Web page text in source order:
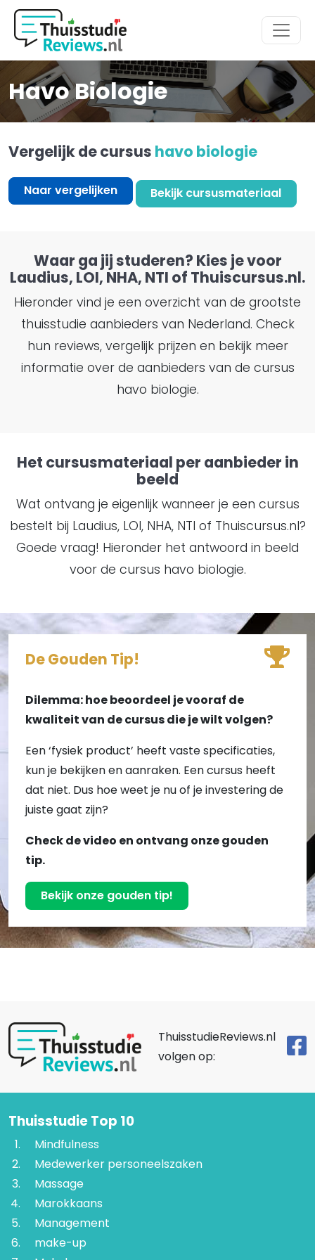
Hoofdmenu
Havo Biologie
Vergelijk de cursus havo biologie
Naar vergelijken Bekijk cursusmateriaal
Waar ga jij studeren? Kies je voor
Laudius, LOI, NHA, NTI of Thuiscursus.nl.
Hieronder vind je een overzicht van de grootste
thuisstudie aanbieders van Nederland. Check
hun reviews, vergelijk prijzen en bekijk meer
informatie over de aanbieders van de cursus
havo biologie.
Het cursusmateriaal per aanbieder in
beeld
Wat ontvang je eigenlijk wanneer je een cursus
bestelt bij Laudius, LOI, NHA, NTI of Thuiscursus.nl?
Goede vraag! Hieronder het antwoord in beeld
voor de cursus havo biologie.
De Gouden Tip!
Dilemma: hoe beoordeel je vooraf de
kwaliteit van de cursus die je wilt volgen?
Een ‘fysiek product’ heeft vaste specificaties,
kun je bekijken en aanraken. Een cursus heeft
dat niet. Dus hoe weet je nu of je investering de
juiste gaat zijn?
Check de video en ontvang onze gouden
tip.
Bekijk onze gouden tip!
ThuisstudieReviews.nl
volgen op:
Thuisstudie Top 10
Mindfulness
Medewerker personeelszaken
Massage
Marokkaans
Management
make-up